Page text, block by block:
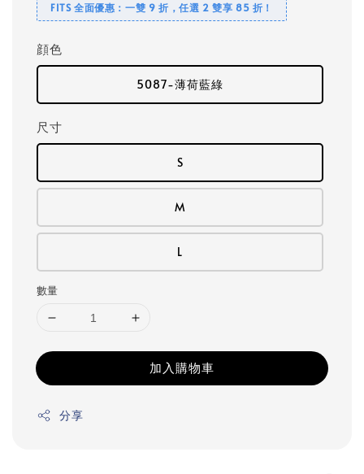
FITS 全面優惠：一雙 9 折，任選 2 雙享 85 折！
顔色
5087-薄荷藍綠
尺寸
S
M
L
數量
加入購物車
分享